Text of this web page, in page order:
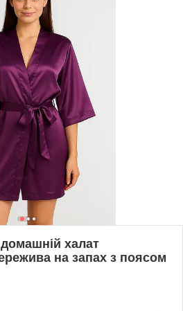
халат
на запах з поясом